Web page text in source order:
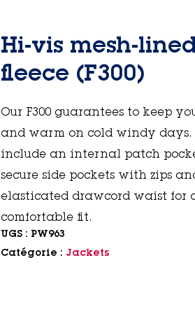
Hi-vis mesh-
fleece (F300)
Our F300 guarantees to keep
and warm on cold windy days.
include an internal patch
secure side pockets with zips
elasticated drawcord waist for
comfortable fit.
UGS : PW963
Catégorie : Jackets